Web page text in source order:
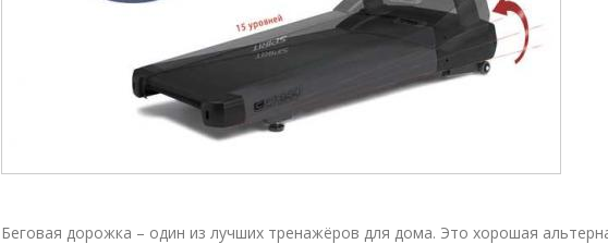
Беговая дорожка – один из лучших тренажёров для дома. Это хорошая